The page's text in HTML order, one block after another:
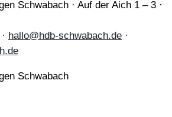
Schwabach · Auf der Aich 1 – 3 ·
hallo@hdb-schwabach.de ·
Schwabach